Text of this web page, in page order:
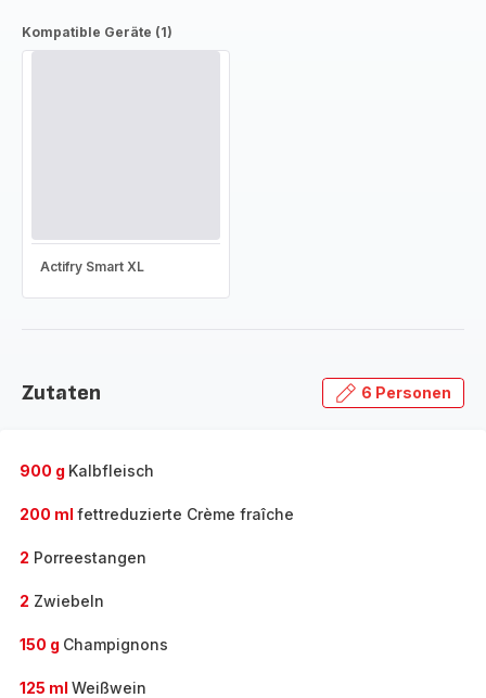
Kompatible Geräte (1)
Actifry Smart XL
Zutaten 6 Personen
900 g Kalbfleisch
200 ml fettreduzierte Crème fraîche
2 Porreestangen
2 Zwiebeln
150 g Champignons
125 ml Weißwein